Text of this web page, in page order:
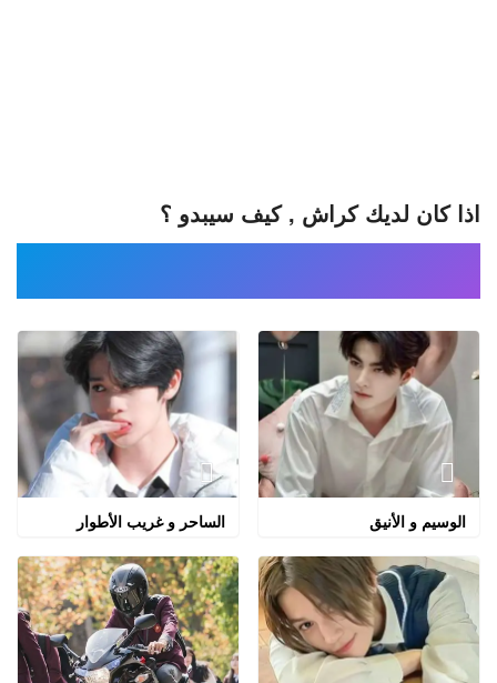
اذا كان لديك كراش , كيف سيبدو ؟
الوسيم و الأنيق الساحر و غريب الأطوار